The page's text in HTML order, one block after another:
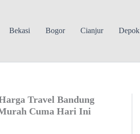
Bekasi Bogor Cianjur Depok
Travel Bandung
Cuma Hari Ini